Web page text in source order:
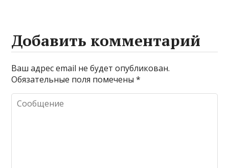
Добавить комментарий
Ваш адрес email не будет опубликован.
Обязательные поля помечены*